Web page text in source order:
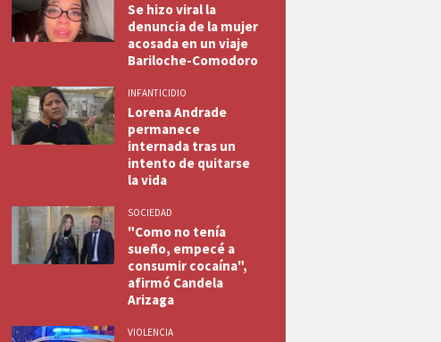
Se hizo viral la
denuncia de la mujer
acosada en un viaje
Bariloche-Comodoro
INFANTICIDIO
Lorena Andrade
permanece
internada tras un
intento de quitarse
la vida
SOCIEDAD
"Como no tenía
sueño, empecé a
consumir cocaína",
afirmó Candela
Arizaga
VIOLENCIA